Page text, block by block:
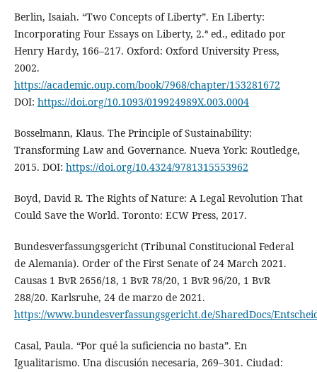
Berlin, Isaiah. “Two Concepts of Liberty”. En Liberty:
Incorporating Four Essays on Liberty, 2.ª ed., editado por
Henry Hardy, 166–217. Oxford: Oxford University Press,
2002.
https://academic.oup.com/book/7968/chapter/153281672
DOI: https://doi.org/10.1093/019924989X.003.0004
Bosselmann, Klaus. The Principle of Sustainability:
Transforming Law and Governance. Nueva York: Routledge,
2015. DOI: https://doi.org/10.4324/9781315553962
Boyd, David R. The Rights of Nature: A Legal Revolution That
Could Save the World. Toronto: ECW Press, 2017.
Bundesverfassungsgericht (Tribunal Constitucional Federal
de Alemania). Order of the First Senate of 24 March 2021.
Causas 1 BvR 2656/18, 1 BvR 78/20, 1 BvR 96/20, 1 BvR
288/20. Karlsruhe, 24 de marzo de 2021.
https://www.bundesverfassungsgericht.de/SharedDocs/
Casal, Paula. “Por qué la suficiencia no basta”. En
Igualitarismo. Una discusión necesaria, 269–301. Ciudad: